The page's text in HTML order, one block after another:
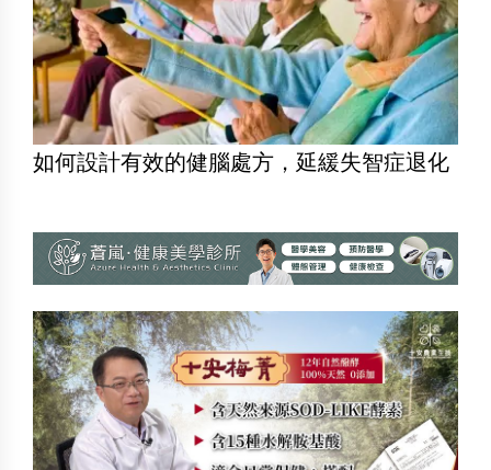
如何設計有效的健腦處方，延緩失智症退化